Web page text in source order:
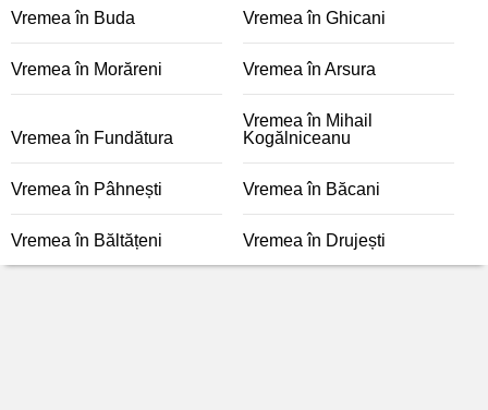
Vremea în Buda Vremea în Ghicani
Vremea în Morăreni Vremea în Arsura
Vremea în Fundătura
Vremea în Mihail
Kogălniceanu
Vremea în Pâhnești Vremea în Băcani
Vremea în Băltățeni Vremea în Drujești